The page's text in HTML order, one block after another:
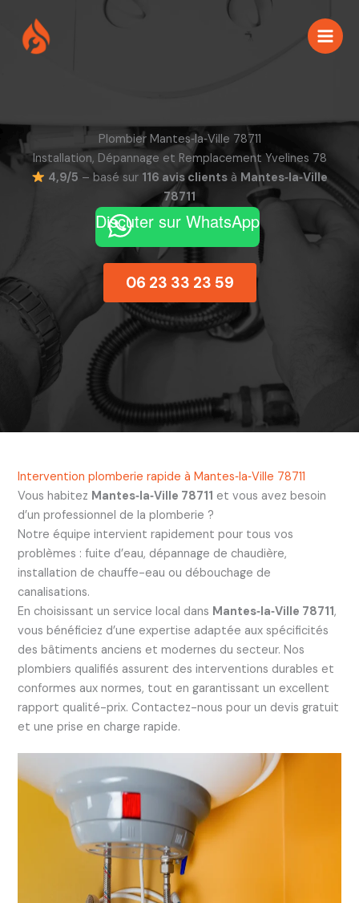
contenu
Plombier Mantes‑la‑Ville 78711
Installation, Dépannage et Remplacement Yvelines 78
4,9/5 – basé sur 116 avis clientsà Mantes‑la‑Ville
78711
Discuter sur WhatsApp
06 23 33 23 59
Intervention plomberie rapide à Mantes‑la‑Ville 78711
Vous habitez Mantes‑la‑Ville 78711 et vous avez besoin
d’un professionnel de la plomberie ?
Notre équipe intervient rapidement pour tous vos
problèmes : fuite d’eau, dépannage de chaudière,
installation de chauffe-eau ou débouchage de
canalisations.
En choisissant un service local dans Mantes‑la‑Ville 78711,
vous bénéficiez d’une expertise adaptée aux spécificités
des bâtiments anciens et modernes du secteur. Nos
plombiers qualifiés assurent des interventions durables et
conformes aux normes, tout en garantissant un excellent
rapport qualité-prix. Contactez-nous pour un devis gratuit
et une prise en charge rapide.